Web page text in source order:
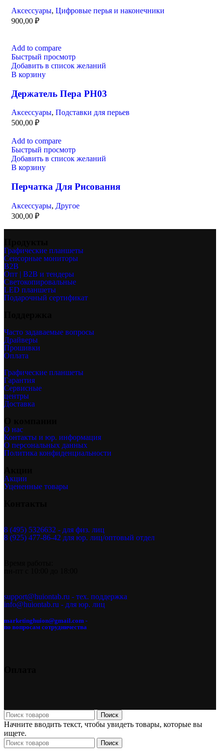
Аксессуары, Цифровые перья и наконечники
900,00 ₽
Add to compare
Быстрый просмотр
Добавить в список желаний
В корзину
Держатель Пера PH03
Аксессуары, Подставки для перьев
500,00 ₽
Add to compare
Быстрый просмотр
Добавить в список желаний
В корзину
Перчатка Для Рисования
Аксессуары, Другое
300,00 ₽
Графические планшеты
Сенсорные мониторы
B2B
Опт | B2B и тендеры
Светокопировальные
LED планшеты
Подарочный сертификат
Часто задаваемые вопросы
Драйверы
Прошивки
Оплата
Графические планшеты
Гарантия
Сервисные
центры
Доставка
О нас
Контакты и юр. информация
О персональных данных
Политика конфиденциальности
Акции
Уцененные товары
8 (495) 5326632 - для физ. лиц
8 (925) 477-86-42 для юр. лиц/оптовый отдел
support@huiontab.ru - тех. поддержка
info@huiontab.ru - для юр. лиц
marketinghuion@gmail.com -
по вопросам сотрудничества
Поиск
Начните вводить текст, чтобы увидеть товары, которые вы
ищете.
Поиск